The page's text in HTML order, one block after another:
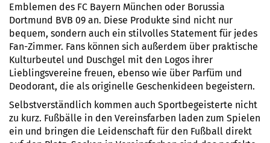
Emblemen des FC Bayern München oder Borussia
Dortmund BVB 09 an. Diese Produkte sind nicht nur
bequem, sondern auch ein stilvolles Statement für jedes
Fan-Zimmer. Fans können sich außerdem über praktische
Kulturbeutel und Duschgel mit den Logos ihrer
Lieblingsvereine freuen, ebenso wie über Parfüm und
Deodorant, die als originelle Geschenkideen begeistern.
Selbstverständlich kommen auch Sportbegeisterte nicht
zu kurz. Fußbälle in den Vereinsfarben laden zum Spielen
ein und bringen die Leidenschaft für den Fußball direkt